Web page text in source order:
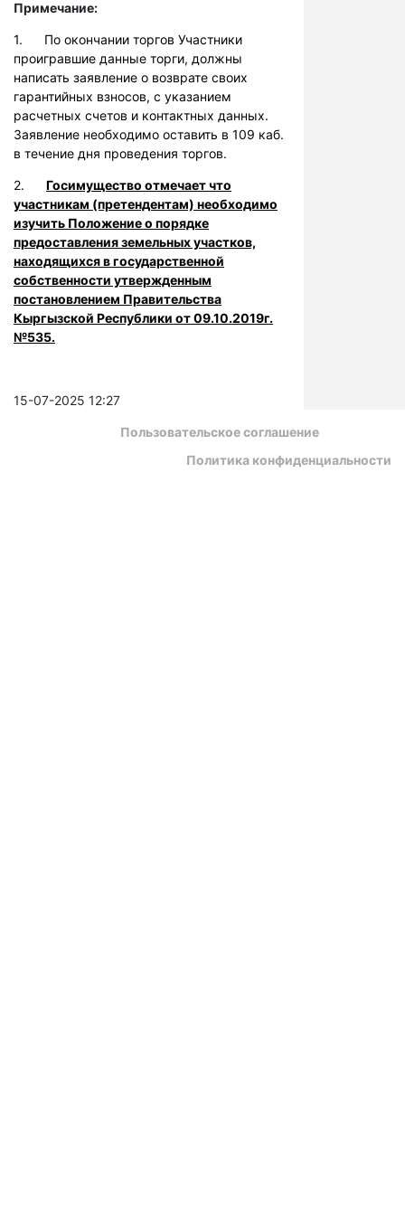
Примечание:
1. По окончании торгов Участники
проигравшие данные торги, должны
написать заявление о возврате своих
гарантийных взносов, с указанием
расчетных счетов и контактных данных.
Заявление необходимо оставить в 109 каб.
в течение дня проведения торгов.
2. Госимущество отмечает что
участникам (претендентам) необходимо
изучить Положение о порядке
предоставления земельных участков,
находящихся в государственной
собственности утвержденным
постановлением Правительства
Кыргызской Республики от 09.10.2019г.
№535.
15-07-2025 12:27
Пользовательское соглашение
Политика конфиденциальности